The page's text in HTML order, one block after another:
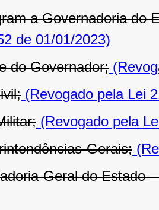
a Governadoria do
de 01/01/2023)
do Governador;
(Revogado pela Lei
(Revogado pela
Gerais;
Geral do Estado